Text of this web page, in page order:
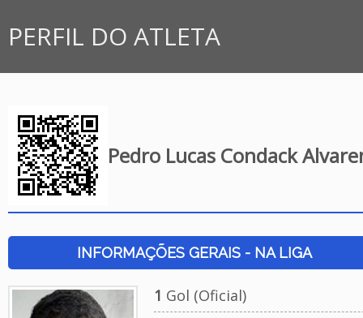
PERFIL DO ATLETA
Pedro Lucas Condack
INFORMAÇÕES GERAIS - NA LIGA
1 Gol (Oficial)